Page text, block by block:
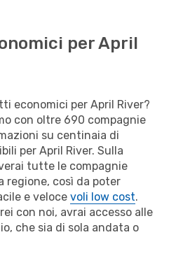
per April
economici per April River?
con oltre 690 compagnie
su centinaia di
per April River. Sulla
tutte le compagnie
regione, così da poter
e veloce voli low cost.
con noi, avrai accesso alle
che sia di sola andata o